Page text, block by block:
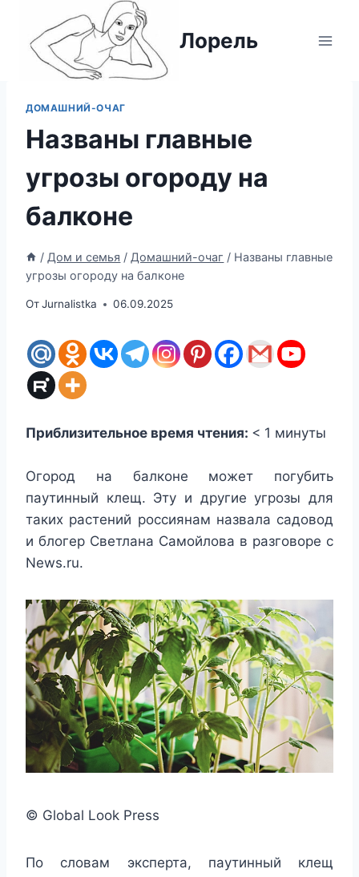
содержимому
Лорель
ДОМАШНИЙ-ОЧАГ
Названы главные
угрозы огороду на
балконе
/ Дом и семья / Домашний-очаг / Названы главные
угрозы огороду на балконе
ОтJurnalistka 06.09.2025
Приблизительное время чтения: < 1 минуты
Огород на балконе может погубить
паутинный клещ. Эту и другие угрозы для
таких растений россиянам назвала садовод
и блогер Светлана Самойлова в разговоре с
News.ru.
© Global Look Press
По словам эксперта, паутинный клещ